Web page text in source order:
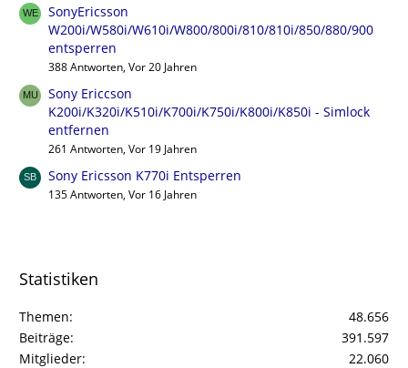
SonyEricsson
W200i/W580i/W610i/W800/800i/810/810i/850/880/900
entsperren
388 Antworten, Vor 20 Jahren
Sony Ericcson
K200i/K320i/K510i/K700i/K750i/K800i/K850i - Simlock
entfernen
261 Antworten, Vor 19 Jahren
Sony Ericsson K770i Entsperren
135 Antworten, Vor 16 Jahren
Statistiken
Themen
48.656
Beiträge
391.597
Mitglieder
22.060